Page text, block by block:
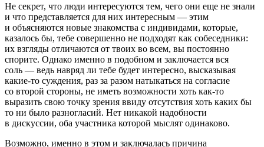
Не секрет, что люди интересуются тем, чего они еще не знали
и что представляется для них интересным — этим
и объясняются новые знакомства с индивидами, которые,
казалось бы, тебе совершенно не подходят как собеседники:
их взгляды отличаются от твоих во всем, вы постоянно
спорите. Однако именно в подобном и заключается вся
соль — ведь навряд ли тебе будет интересно, высказывая
какие-то суждения, раз за разом натыкаться на согласие
со второй стороны, не иметь возможности хоть как-то
выразить свою точку зрения ввиду отсутствия хоть каких бы
то ни было разногласий. Нет никакой надобности
в дискуссии, оба участника которой мыслят одинаково.
Возможно, именно в этом и заключалась причина